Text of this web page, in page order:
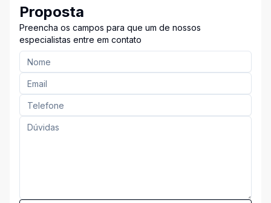
Proposta
Preencha os campos para que um de nossos
especialistas entre em contato